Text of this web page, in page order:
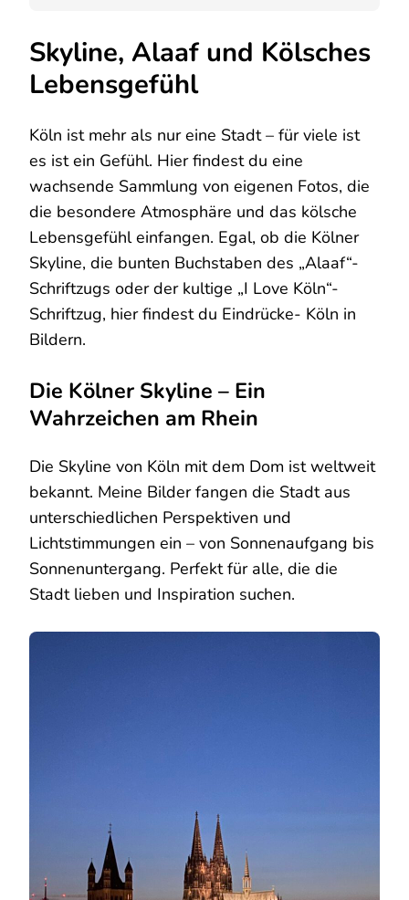
Skyline, Alaaf und Kölsches
Lebensgefühl
Köln ist mehr als nur eine Stadt – für viele ist
es ist ein Gefühl. Hier findest du eine
wachsende Sammlung von eigenen Fotos, die
die besondere Atmosphäre und das kölsche
Lebensgefühl einfangen. Egal, ob die Kölner
Skyline, die bunten Buchstaben des „Alaaf“-
Schriftzugs oder der kultige „I Love Köln“-
Schriftzug, hier findest du Eindrücke- Köln in
Bildern.
Die Kölner Skyline – Ein
Wahrzeichen am Rhein
Die Skyline von Köln mit dem Dom ist weltweit
bekannt. Meine Bilder fangen die Stadt aus
unterschiedlichen Perspektiven und
Lichtstimmungen ein – von Sonnenaufgang bis
Sonnenuntergang. Perfekt für alle, die die
Stadt lieben und Inspiration suchen.